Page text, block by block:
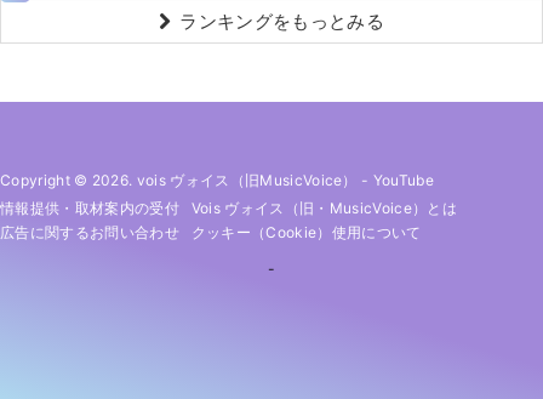
ランキングをもっとみる
Copyright © 2026. vois ヴォイス（旧MusicVoice） - YouTube
情報提供・取材案内の受付
Vois ヴォイス（旧・MusicVoice）とは
広告に関するお問い合わせ
クッキー（cookie）使用について
-